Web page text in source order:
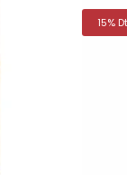
15%